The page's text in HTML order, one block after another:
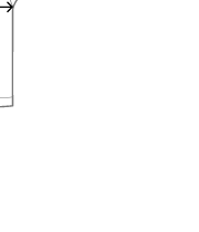
ざいます。あらかじめ
ご参照ください。
label relaxing各店舗ま